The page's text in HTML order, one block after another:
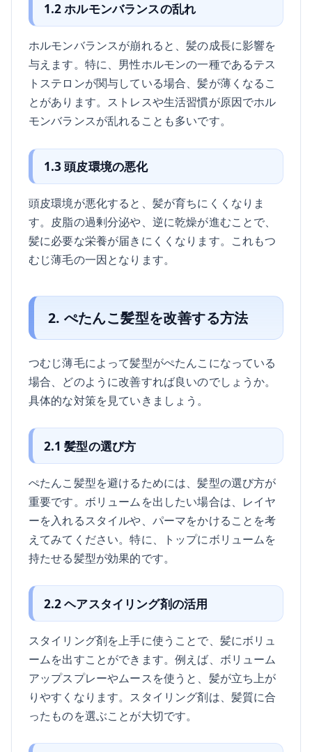
1.2 ホルモンバランスの乱れ
ホルモンバランスが崩れると、髪の成長に影響を
与えます。特に、男性ホルモンの一種であるテス
トステロンが関与している場合、髪が薄くなるこ
とがあります。ストレスや生活習慣が原因でホル
モンバランスが乱れることも多いです。
1.3 頭皮環境の悪化
頭皮環境が悪化すると、髪が育ちにくくなりま
す。皮脂の過剰分泌や、逆に乾燥が進むことで、
髪に必要な栄養が届きにくくなります。これもつ
むじ薄毛の一因となります。
2. ぺたんこ髪型を改善する方法
つむじ薄毛によって髪型がぺたんこになっている
場合、どのように改善すれば良いのでしょうか。
具体的な対策を見ていきましょう。
2.1 髪型の選び方
ぺたんこ髪型を避けるためには、髪型の選び方が
重要です。ボリュームを出したい場合は、レイヤ
ーを入れるスタイルや、パーマをかけることを考
えてみてください。特に、トップにボリュームを
持たせる髪型が効果的です。
2.2 ヘアスタイリング剤の活用
スタイリング剤を上手に使うことで、髪にボリュ
ームを出すことができます。例えば、ボリューム
アップスプレーやムースを使うと、髪が立ち上が
りやすくなります。スタイリング剤は、髪質に合
ったものを選ぶことが大切です。